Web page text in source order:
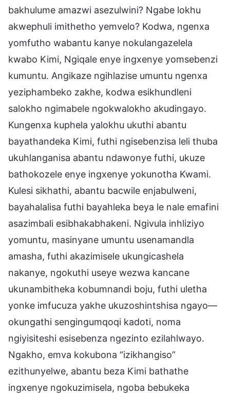
bakhulume amazwi asezulwini? Ngabe lokhu
akwephuli imithetho yemvelo? Kodwa, ngenxa
yomfutho wabantu kanye nokulangazelela
kwabo Kimi, Ngiqale enye ingxenye yomsebenzi
kumuntu. Angikaze ngihlazise umuntu ngenxa
yeziphambeko zakhe, kodwa esikhundleni
salokho ngimabele ngokwalokho akudingayo.
Kungenxa kuphela yalokhu ukuthi abantu
bayathandeka Kimi, futhi ngisebenzisa leli thuba
ukuhlanganisa abantu ndawonye futhi, ukuze
bathokozele enye ingxenye yokunotha Kwami.
Kulesi sikhathi, abantu bacwile enjabulweni,
bayahalalisa futhi bayahleka beya le nale emafini
asazimbali esibhakabhakeni. Ngivula inhliziyo
yomuntu, masinyane umuntu usenamandla
amasha, futhi akazimisele ukungicashela
nakanye, ngokuthi useye wezwa kancane
ukunambitheka kobumnandi boju, futhi uletha
yonke imfucuza yakhe ukuzoshintshisa ngayo—
okungathi sengingumqoqi kadoti, noma
ngiyisiteshi esisebenza ngezinto ezilahlwayo.
Ngakho, emva kokubona “izikhangiso”
ezithunyelwe, abantu beza Kimi bathathe
ingxenye ngokuzimisela, ngoba bebukeka